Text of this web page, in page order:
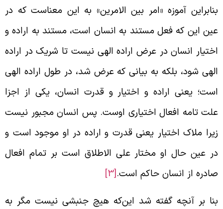
آموزه «امر بین الامرین» به این معناست که در
این که فعل مستند به انسان است، مستند به اراده و
انسان در عرض اراده الهی نیست تا شریک در اراده
شود، بلکه به بیانی که عرض شد، در طول اراده الهی
یعنی اراده و اختیار و قدرت انسان، یکی از اجزا
تامه افعال اختیاری اوست. پس انسان مجبور نیست
ملاک اختیار یعنی قدرت و اراده در او موجود است و
عین حال او مختار علی الاطلاق است بر تمام افعال
از انسان حاکم است.[3]
بر آنچه گفته شد این‌که هیچ جنبشی نیست مگر به